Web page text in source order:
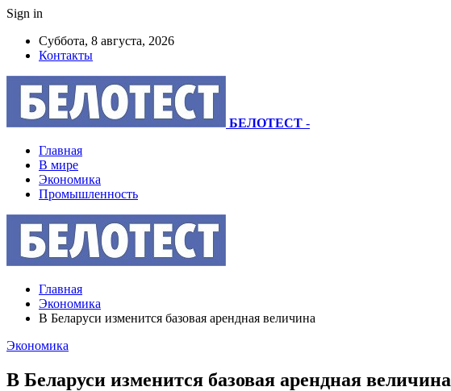
Sign in
Суббота, 8 августа, 2026
Контакты
БЕЛОТЕСТ -
Главная
В мире
Экономика
Промышленность
Главная
Экономика
В Беларуси изменится базовая арендная величина
Экономика
В Беларуси изменится базовая арендная величина